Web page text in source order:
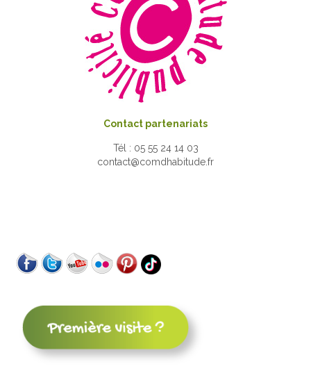
Contact partenariats
Tél : 05 55 24 14 03
contact@comdhabitude.fr